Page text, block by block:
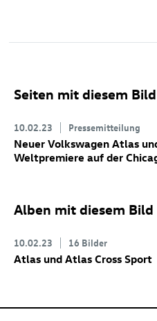
Seiten mit diesem Bild
10.02.23 Pressemitteilung
Neuer Volkswagen Atlas
Weltpremiere auf der
Alben mit diesem Bild
10.02.23 16 Bilder
Atlas und Atlas Cross Sport